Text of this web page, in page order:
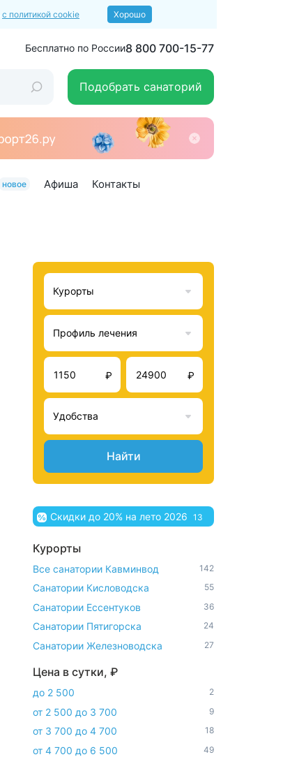
с политикой cookie Хорошо
Бесплатно по России8 800 700-15-77
Подобрать санаторий
новое Афиша Контакты
Курорты
Профиль лечения
₽ ₽
Удобства
Найти
Скидки до 20% на лето 2026 13
Курорты
Все санатории Кавминвод 142
Санатории Кисловодска 55
Санатории Ессентуков 36
Санатории Пятигорска 24
Санатории Железноводска 27
Цена в сутки, ₽
до 2 500 2
от 2 500 до 3 700 9
от 3 700 до 4 700 18
от 4 700 до 6 500 49